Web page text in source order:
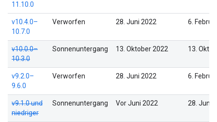
11.10.0
v10.4.0–
10.7.0
Verworfen 28. Juni 2022 6.
v10.0.0–
10.3.0
Sonnenuntergang 13. Oktober 2022 13.
v9.2.0–
9.6.0
Verworfen 28. Juni 2022 6.
v9.1.0 und
niedriger
Sonnenuntergang Vor Juni 2022 28. Juni